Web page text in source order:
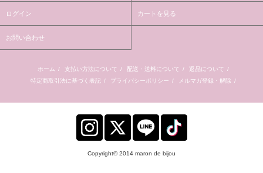
ログイン カートを見る
お問い合わせ
ホーム / 支払い方法について / 配送・送料について / 返品について /
特定商取引法に基づく表記 / プライバシーポリシー / メルマガ登録・解除 /
Copyright© 2014 maron de bijou